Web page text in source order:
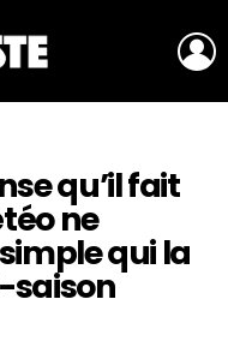
qu’il fait
ne
qui la
saison